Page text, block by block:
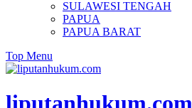
SULAWESI TENGAH
PAPUA
PAPUA BARAT
Top Menu